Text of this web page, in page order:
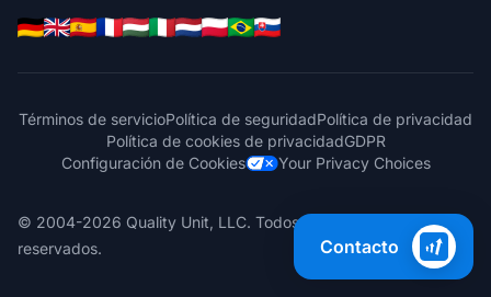
Términos de servicioPolítica de seguridadPolítica de privacidad
Política de cookies de privacidadGDPR
Configuración de Cookies
Your Privacy Choices
© 2004-2026 Quality Unit, LLC. Todos los derechos
reservados.
Contacto